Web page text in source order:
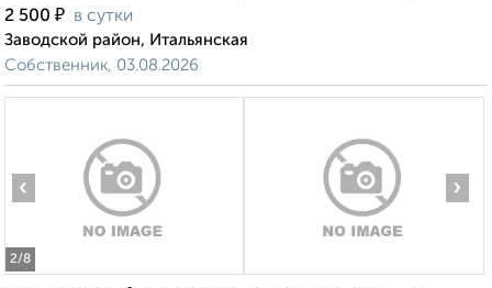
2 500 ₽ в сутки
Заводской район, Итальянская
Собственник, 03.08.2026
2/8
‹ ›